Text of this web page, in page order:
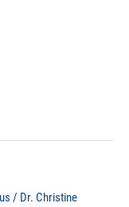
/ Dr. Christine